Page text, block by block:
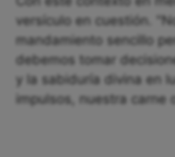
versículo en cuestión.
mandamiento sencillo
debemos tomar
y la sabiduría divina en
impulsos, nuestra carne